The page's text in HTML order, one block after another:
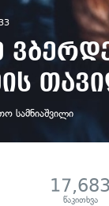
სამნიაშვილი
17,683
წაკითხვა